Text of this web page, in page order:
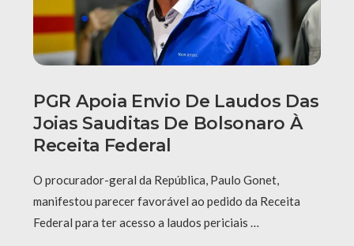
PGR Apoia Envio De Laudos Das
Joias Sauditas De Bolsonaro À
Receita Federal
O procurador-geral da República, Paulo Gonet,
manifestou parecer favorável ao pedido da Receita
Federal para ter acesso a laudos periciais …